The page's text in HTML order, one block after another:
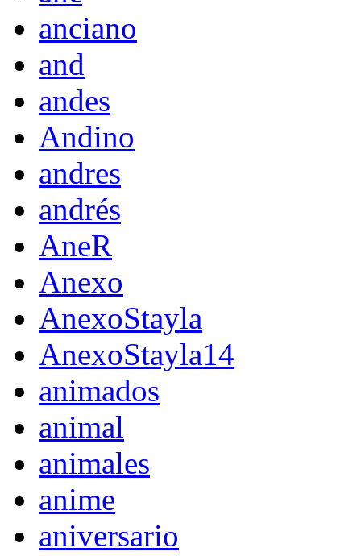
anciano
and
andes
Andino
andres
andrés
AneR
Anexo
AnexoStayla
AnexoStayla14
animados
animal
animales
anime
aniversario